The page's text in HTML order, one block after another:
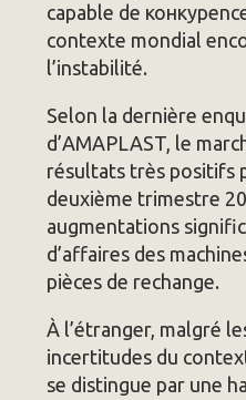
capable de
contexte mondial
l’instabilité.
Selon la dernière
d’AMAPLAST, le
résultats très positifs
deuxième trimestre
augmentations
d’affaires des
pièces de rechange.
À l’étranger, malgré
incertitudes du
se distingue par une